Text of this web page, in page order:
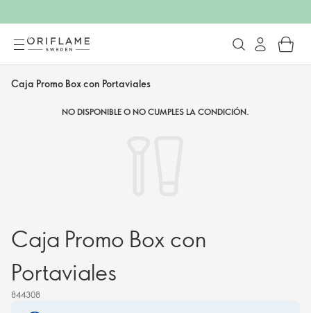
Caja Promo Box con Portaviales
NO DISPONIBLE O NO CUMPLES LA CONDICIÓN.
Caja Promo Box con
Portaviales
844308